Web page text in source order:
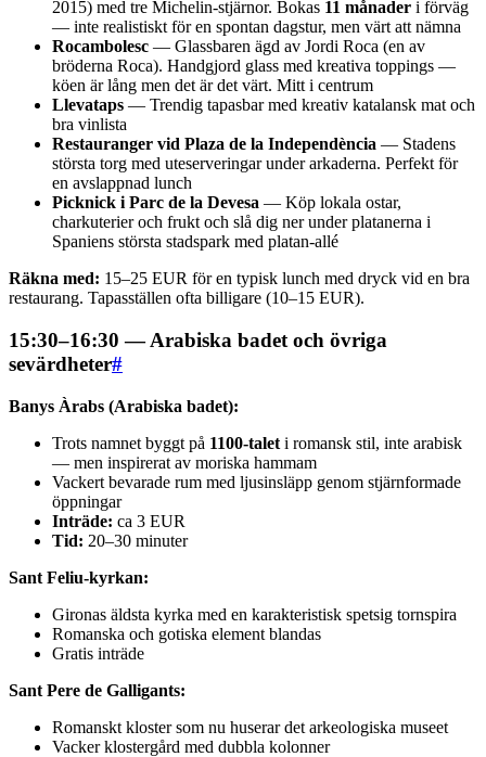
2015) med tre Michelin-stjärnor. Bokas 11 månader i förväg
— inte realistiskt för en spontan dagstur, men värt att nämna
Rocambolesc — Glassbaren ägd av Jordi Roca (en av
bröderna Roca). Handgjord glass med kreativa toppings —
köen är lång men det är det värt. Mitt i centrum
Llevataps — Trendig tapasbar med kreativ katalansk mat och
bra vinlista
Restauranger vid Plaza de la Independència — Stadens
största torg med uteserveringar under arkaderna. Perfekt för
en avslappnad lunch
Picknick i Parc de la Devesa — Köp lokala ostar,
charkuterier och frukt och slå dig ner under platanerna i
Spaniens största stadspark med platan-allé
Räkna med: 15–25 EUR för en typisk lunch med dryck vid en bra
restaurang. Tapasställen ofta billigare (10–15 EUR).
15:30–16:30 — Arabiska badet och övriga
sevärdheter#
Banys Àrabs (Arabiska badet):
Trots namnet byggt på 1100-talet i romansk stil, inte arabisk
— men inspirerat av moriska hammam
Vackert bevarade rum med ljusinsläpp genom stjärnformade
öppningar
Inträde: ca 3 EUR
Tid: 20–30 minuter
Sant Feliu-kyrkan:
Gironas äldsta kyrka med en karakteristisk spetsig tornspira
Romanska och gotiska element blandas
Gratis inträde
Sant Pere de Galligants:
Romanskt kloster som nu huserar det arkeologiska museet
Vacker klostergård med dubbla kolonner